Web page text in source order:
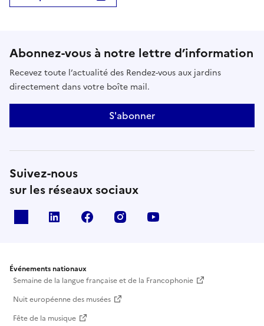
Abonnez-vous à notre lettre d’information
Recevez toute l’actualité des Rendez-vous aux jardins
directement dans votre boîte mail.
S'abonner
Suivez-nous
sur les réseaux sociaux
Linkedin Facebook Instagram
Événements nationaux
Semaine de la langue française et de la Francophonie
Nuit européenne des musées
Fête de la musique